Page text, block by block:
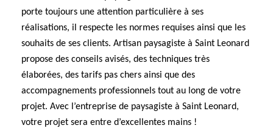
porte toujours une attention particulière à ses
réalisations, il respecte les normes requises ainsi que les
souhaits de ses clients. Artisan paysagiste à Saint Leonard
propose des conseils avisés, des techniques très
élaborées, des tarifs pas chers ainsi que des
accompagnements professionnels tout au long de votre
projet. Avec l’entreprise de paysagiste à Saint Leonard,
votre projet sera entre d’excellentes mains !